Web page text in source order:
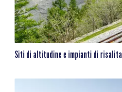
Siti di altitudine e impianti di risalita